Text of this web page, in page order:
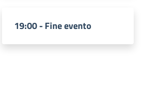
19:00 - Fine evento